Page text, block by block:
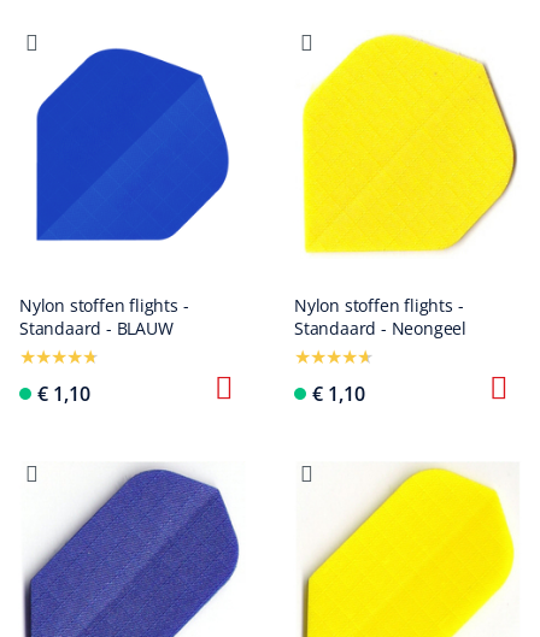
Nylon stoffen flights -
Standaard - BLAUW
€ 1,10
Nylon stoffen flights -
Standaard - Neongeel
€ 1,10